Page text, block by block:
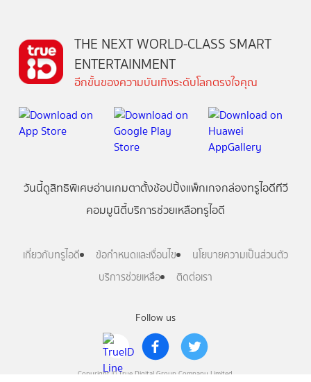
Follow us
Copyright © True Digital Group Company Limited.
THE NEXT WORLD-CLASS SMART
ENTERTAINMENT
อีกขั้นของความบันเทิงระดับโลกตรงใจคุณ
วันนี้ดูสิทธิพิเศษอ่านเกมตาตั้งช้อปปิ้งแพ็กเกจกล่องทรูไอดีทีวี
คอมมูนิตี้บริการช่วยเหลือทรูไอดี
เกี่ยวกับทรูไอดี ข้อกำหนดและเงื่อนไข
นโยบายความเป็นส่วนตัว
บริการช่วยเหลือ
ติดต่อเรา